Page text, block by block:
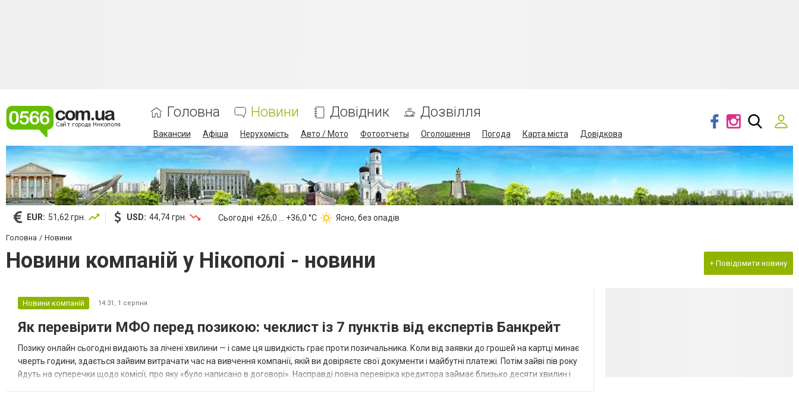
Головна Новини Довідник Дозвілля
Вакансии Афіша Нерухомість Авто / Мото Фотоотчеты Оголошення Погода Карта міста Довідкова
EUR: 51,62 грн. USD: 44,74 грн. Сьогодні +26,0 ... +36,0 °С Ясно, без опадів
Головна Новини
Новини компаній у Нікополі - новини + Повідомити новину
Новини компаній 14:31, 1 серпня
Як перевірити МФО перед позикою: чеклист із 7 пунктів від експертів Банкрейт
Позику онлайн сьогодні видають за лічені хвилини — і саме ця швидкість грає проти позичальника. Коли від заявки до грошей на картці минає
чверть години, здається зайвим витрачати час на вивчення компанії, якій ви довіряєте свої документи і майбутні платежі. Потім зайві пів року
йдуть на суперечки щодо комісії, про яку «було написано в договорі». Насправді повна перевірка кредитора займає близько десяти хвилин і